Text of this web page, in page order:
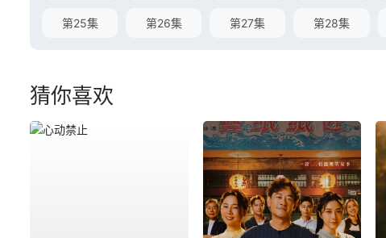
第25集 第26集 第27集 第28集
猜你喜欢